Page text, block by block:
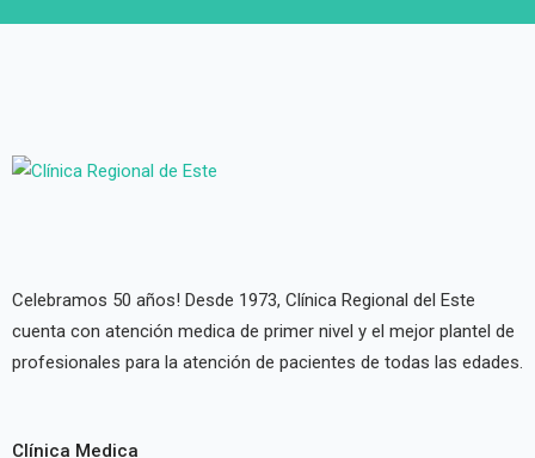
Celebramos 50 años! Desde 1973, Clínica Regional del Este
cuenta con atención medica de primer nivel y el mejor plantel de
profesionales para la atención de pacientes de todas las edades.
Clínica Medica